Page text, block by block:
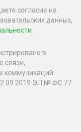
согласие на
данных,
в
связи,
коммуникаций
ЭЛ № ФС 77